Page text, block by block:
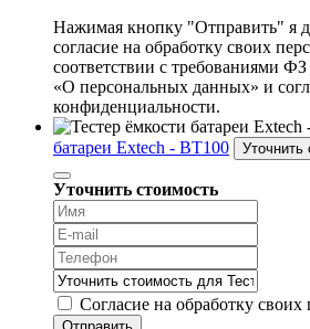
Нажимая кнопку "Отправить" я
согласие на обработку своих
соответствии с требованиями
«О персональных данных» и
конфиденциальности.
батареи Extech - BT100
Уточнить
Уточнить стоимость
Согласие на обработку